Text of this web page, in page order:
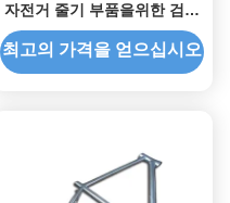
자전거 줄기 부품을위한 검은
모래 분쇄
최고의 가격을 얻으십시오